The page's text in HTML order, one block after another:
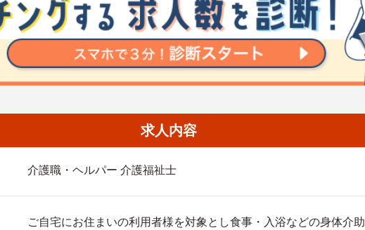
求人内容
介護職・ヘルパー 介護福祉士
ご自宅にお住まいの利用者様を対象とし食事・入浴などの身体介助